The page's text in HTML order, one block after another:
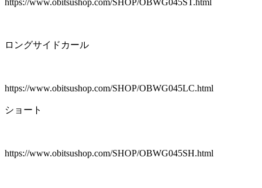
https://www.obitsushop.com/SHOP/OBWG045ST.html
ロングサイドカール
https://www.obitsushop.com/SHOP/OBWG045LC.html
ショート
https://www.obitsushop.com/SHOP/OBWG045SH.html